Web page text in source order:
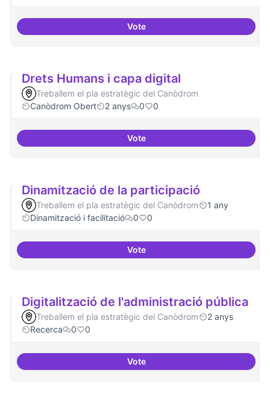
VoteErasmus Canòdrom
Drets Humans i capa digital
Treballem el pla estratègic del Canòdrom
Canòdrom Obert
2 anys 0 0
VoteDrets Humans i capa digital
Dinamització de la participació
Treballem el pla estratègic del Canòdrom
1 any
Dinamització i facilitació
0 0
VoteDinamització de la participació
Digitalització de l'administració pública
Treballem el pla estratègic del Canòdrom
2 anys
Recerca
0 0
VoteDigitalització de l'administració